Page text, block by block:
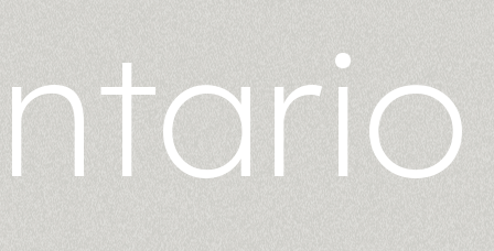
ntario